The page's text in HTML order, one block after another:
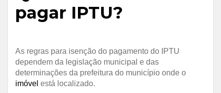
pagar IPTU?
As regras para isenção do pagamento do IPTU
dependem da legislação municipal e das
determinações da prefeitura do município onde o
imóvel está localizado.